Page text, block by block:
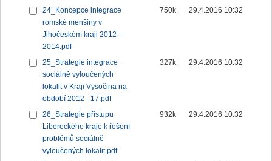
24_Koncepce integrace
romské menšiny v
Jihočeském kraji 2012 –
2014.pdf
750k 29.4.2016 10:32
25_Strategie integrace
sociálně vyloučených
lokalit v Kraji Vysočina na
období 2012 - 17.pdf
327k 29.4.2016 10:32
26_Strategie přístupu
Libereckého kraje k řešení
problémů sociálně
vyloučených lokalit.pdf
932k 29.4.2016 10:32